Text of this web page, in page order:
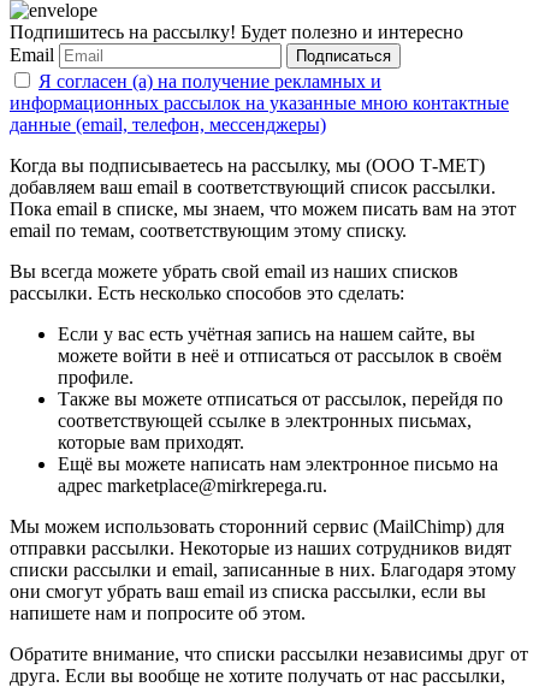
Подпишитесь на рассылку! Будет полезно и интересно
Email
Подписаться
Я согласен (а) на получение рекламных и
информационных рассылок на указанные мною контактные
данные (email, телефон, мессенджеры)
Когда вы подписываетесь на рассылку, мы (ООО Т-МЕТ)
добавляем ваш email в соответствующий список рассылки.
Пока email в списке, мы знаем, что можем писать вам на этот
email по темам, соответствующим этому списку.
Вы всегда можете убрать свой email из наших списков
рассылки. Есть несколько способов это сделать:
Если у вас есть учётная запись на нашем сайте, вы
можете войти в неё и отписаться от рассылок в своём
профиле.
Также вы можете отписаться от рассылок, перейдя по
соответствующей ссылке в электронных письмах,
которые вам приходят.
Ещё вы можете написать нам электронное письмо на
адрес marketplace@mirkrepega.ru.
Мы можем использовать сторонний сервис (MailChimp) для
отправки рассылки. Некоторые из наших сотрудников видят
списки рассылки и email, записанные в них. Благодаря этому
они смогут убрать ваш email из списка рассылки, если вы
напишете нам и попросите об этом.
Обратите внимание, что списки рассылки независимы друг от
друга. Если вы вообще не хотите получать от нас рассылки,